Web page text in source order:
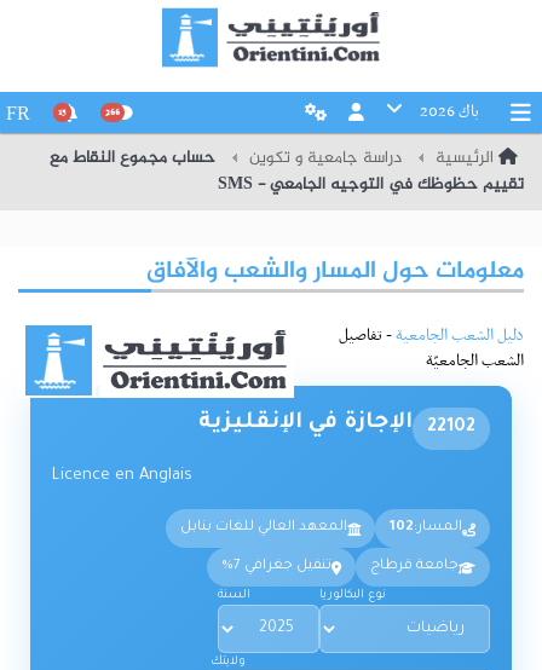
باك 2026 266
15
FR
الرئيسية دراسة جامعية و تكوين
حساب مجموع النقاط مع
تقييم حظوظك في التوجيه الجامعي - SMS
معلومات حول المسار والشعب والآفاق
دليل الشعب الجامعية- تفاصيل
الشعب الجامعيّة
22102 الإجازة في الإنقليزية
Licence en Anglais
المسار:102 المعهد العالي للغات بنابل
جامعة قرطاج تنفيل جغرافي 7%
نوع البكالوريا السنة
ولايتك